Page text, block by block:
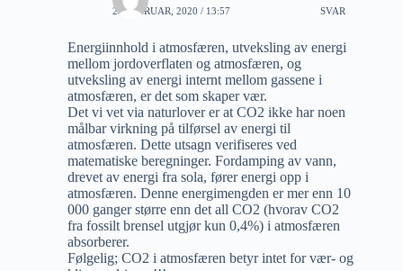
24 FEBRUAR, 2020 / 13:57 SVAR
Energiinnhold i atmosfæren, utveksling av energi
mellom jordoverflaten og atmosfæren, og
utveksling av energi internt mellom gassene i
atmosfæren, er det som skaper vær.
Det vi vet via naturlover er at CO2 ikke har noen
målbar virkning på tilførsel av energi til
atmosfæren. Dette utsagn verifiseres ved
matematiske beregninger. Fordamping av vann,
drevet av energi fra sola, fører energi opp i
atmosfæren. Denne energimengden er mer enn 10
000 ganger større enn det all CO2 (hvorav CO2
fra fossilt brensel utgjør kun 0,4%) i atmosfæren
absorberer.
Følgelig; CO2 i atmosfæren betyr intet for vær- og